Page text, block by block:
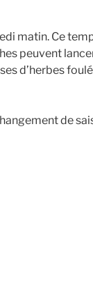
matin. Ce
peuvent
d’herbes
de